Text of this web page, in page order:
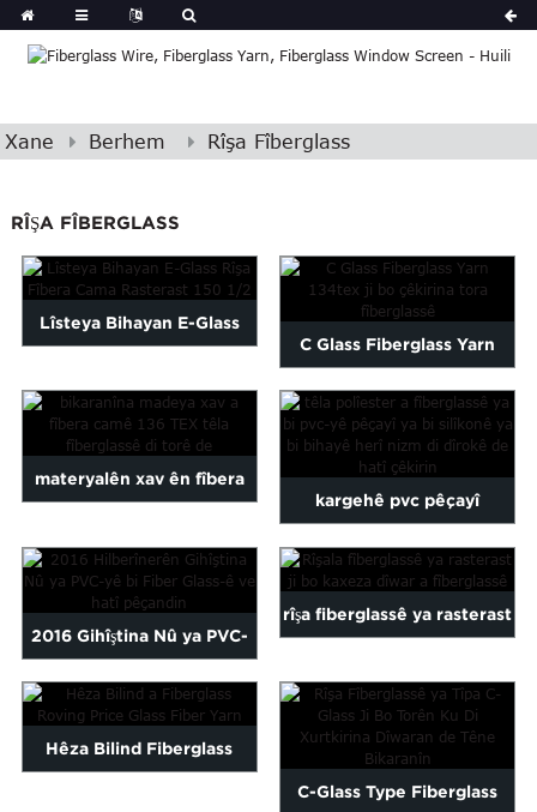
Xane Berhem Rîşa Fîberglass
RÎŞA FÎBERGLASS
Lîsteya Bihayan E-Glass
150 1/2
C Glass Fiberglass Yarn
134tex ji bo çêkirinê ...
materyalên xav ên fîbera
yar ...
kargehê pvc pêçayî
fiberglass polyestera ya
çêkirî ...
2016 Gihîştina Nû ya PVC-
yê Bi Rakirina Fiber Glass
Yarn Ma ...
rîşa fiberglassê ya rasterast
Hêza Bilind Fiberglass
C-Glass Type Fiberglass